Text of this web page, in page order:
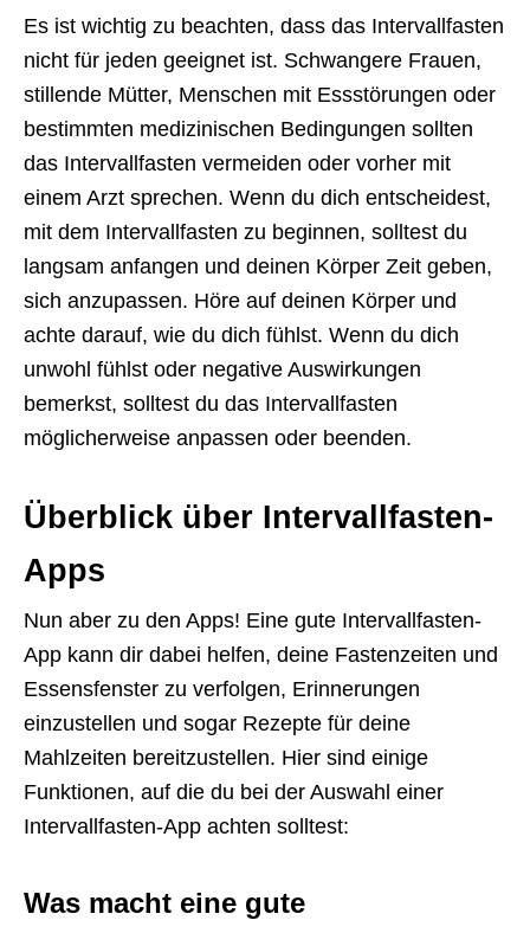
Es ist wichtig zu beachten, dass das Intervallfasten
nicht für jeden geeignet ist. Schwangere Frauen,
stillende Mütter, Menschen mit Essstörungen oder
bestimmten medizinischen Bedingungen sollten
das Intervallfasten vermeiden oder vorher mit
einem Arzt sprechen. Wenn du dich entscheidest,
mit dem Intervallfasten zu beginnen, solltest du
langsam anfangen und deinen Körper Zeit geben,
sich anzupassen. Höre auf deinen Körper und
achte darauf, wie du dich fühlst. Wenn du dich
unwohl fühlst oder negative Auswirkungen
bemerkst, solltest du das Intervallfasten
möglicherweise anpassen oder beenden.
Überblick über Intervallfasten-
Apps
Nun aber zu den Apps! Eine gute Intervallfasten-
App kann dir dabei helfen, deine Fastenzeiten und
Essensfenster zu verfolgen, Erinnerungen
einzustellen und sogar Rezepte für deine
Mahlzeiten bereitzustellen. Hier sind einige
Funktionen, auf die du bei der Auswahl einer
Intervallfasten-App achten solltest:
Was macht eine gute